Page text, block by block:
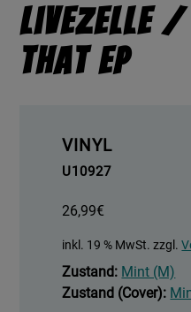
Livezelle /
That EP
VINYL
U10927
26,99€
inkl. 19 % MwSt. zzgl.
Zustand: Mint (M)
Zustand (Cover):